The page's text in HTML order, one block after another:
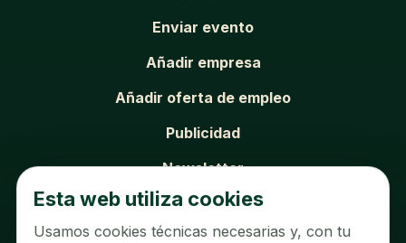
Enviar evento
Añadir empresa
Añadir oferta de empleo
Publicidad
Newsletter
Esta web utiliza cookies
Usamos cookies técnicas necesarias y, con tu